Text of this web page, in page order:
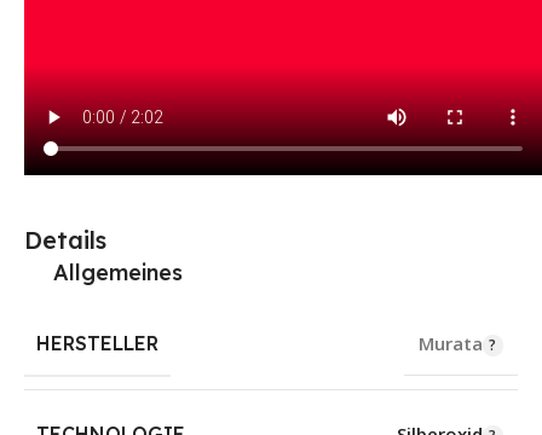
Details
Allgemeines
HERSTELLER Murata